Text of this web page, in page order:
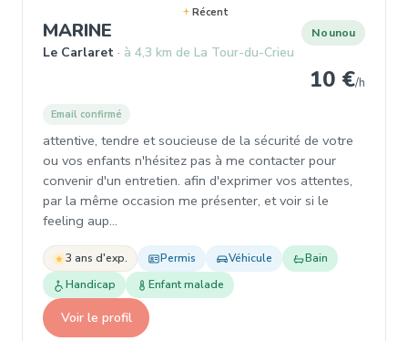
Récent
MARINE , Nounou à Le Carlaret
Le Carlaret à 4,3 km de La Tour-du-Crieu
Nounou
10 €/h
Email confirmé
attentive, tendre et soucieuse de la sécurité de votre
ou vos enfants n'hésitez pas à me contacter pour
convenir d'un entretien. afin d'exprimer vos attentes,
par la même occasion me présenter, et voir si le
feeling aup…
3 ans d'exp. Permis Véhicule
Bain
Handicap
Enfant malade
Voir le profil